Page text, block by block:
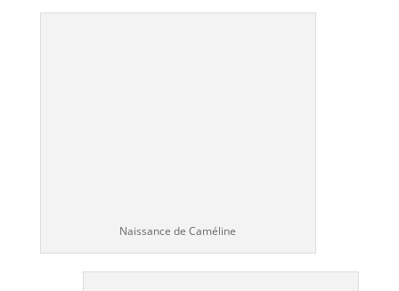
Naissance de Caméline